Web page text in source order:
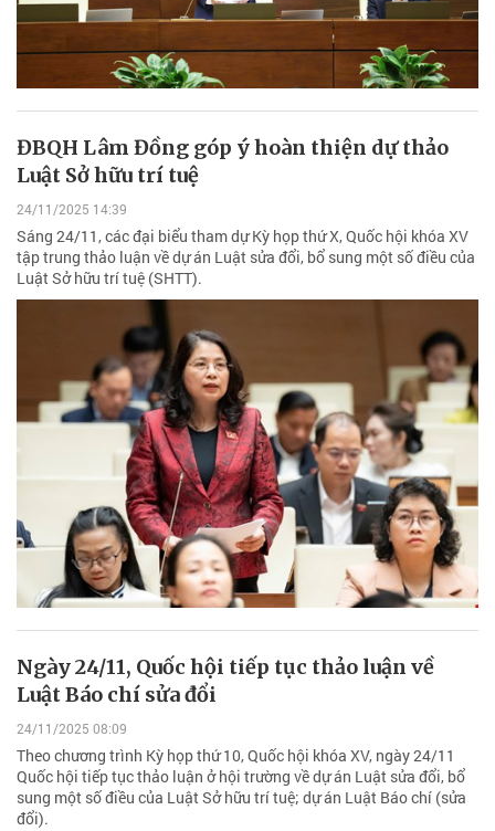
ĐBQH Lâm Đồng góp ý hoàn thiện dự thảo
Luật Sở hữu trí tuệ
24/11/2025 14:39
Sáng 24/11, các đại biểu tham dự Kỳ họp thứ X, Quốc hội khóa XV
tập trung thảo luận về dự án Luật sửa đổi, bổ sung một số điều của
Luật Sở hữu trí tuệ (SHTT).
Ngày 24/11, Quốc hội tiếp tục thảo luận về
Luật Báo chí sửa đổi
24/11/2025 08:09
Theo chương trình Kỳ họp thứ 10, Quốc hội khóa XV, ngày 24/11
Quốc hội tiếp tục thảo luận ở hội trường về dự án Luật sửa đổi, bổ
sung một số điều của Luật Sở hữu trí tuệ; dự án Luật Báo chí (sửa
đổi).